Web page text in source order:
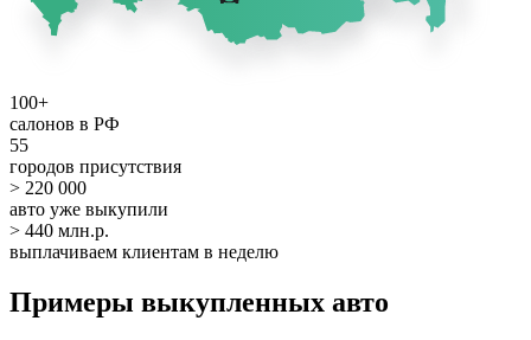
100+
салонов в РФ
55
городов присутствия
> 220 000
авто уже выкупили
> 440 млн.р.
выплачиваем клиентам в неделю
Примеры выкупленных авто